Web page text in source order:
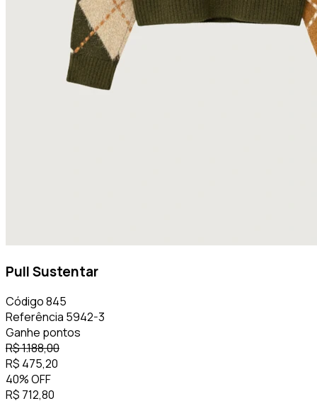
Pull Sustentar
Código845
Referência 5942-3
Ganhe pontos
R$1.188,00
R$ 475,20
40%OFF
R$ 712,80